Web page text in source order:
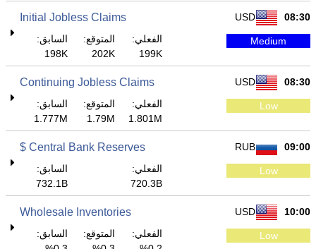
08:30
USD
Initial Jobless Claims
Medium
الفعلي:
199K
المتوقع:
202K
السابق:
198K
08:30
USD
Continuing Jobless Claims
Low
الفعلي:
1.801M
المتوقع:
1.79M
السابق:
1.777M
09:00
RUB
Central Bank Reserves $
Low
الفعلي:
720.3B
السابق:
732.1B
10:00
USD
Wholesale Inventories
Low
الفعلي:
المتوقع:
السابق: